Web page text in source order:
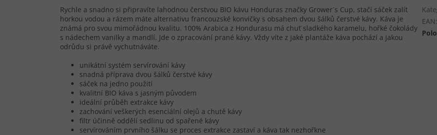
Rychle a snadno si připravíte lahodnou čerstvou BIO kávu Honduras značky Grower´s Cup, stačí sáček zalít
horkou vodou a rázem máte alternativu francouzské konvičky s obsahem dvou šálků čerstvé kávy. Káva je
známá pro svou mimořádnou kvalitu. 100% Arabica z Hondurasu má chuť sladkého karamelu, hořké čokolády
s nádechem vanilky a mandlí. Jde o zpracování prané kávy. Vždy víte z jaké plantáže káva pochází a jakou
odrůdu si právě vychutnáváte.
unikátní systém servírování kávy
snadná příprava dvou šálků čerstvé kávy
sáček na jedno použití
kvalitní BIO káva s jasným původem
ideální průběh extrakce kávy
zachování veškerých esenciální olejů a chutě kávy
filtr účinně oddělí sedlinu od spařené kávy
servírováním prvního šálku se proces extrakce zastaví a káva tak nezhořkne
EAN: